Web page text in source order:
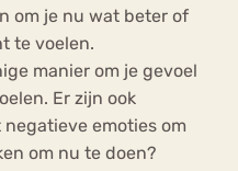
om je nu wat beter of
te voelen.
manier om je gevoel
Er zijn ook
emoties om
om nu te doen?